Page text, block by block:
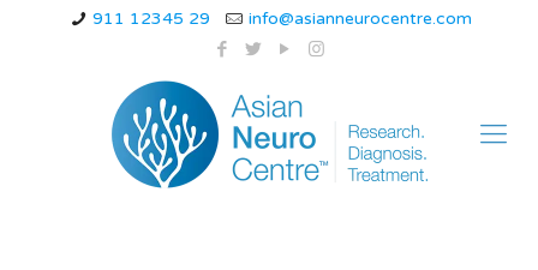
911 12345 29 info@asianneurocentre.com